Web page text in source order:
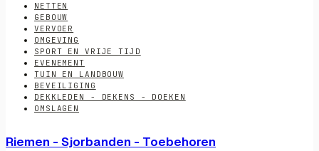
NETTEN
GEBOUW
VERVOER
OMGEVING
SPORT EN VRIJE TIJD
EVENEMENT
TUIN EN LANDBOUW
BEVEILIGING
DEKKLEDEN - DEKENS - DOEKEN
OMSLAGEN
Riemen - Sjorbanden - Toebehoren